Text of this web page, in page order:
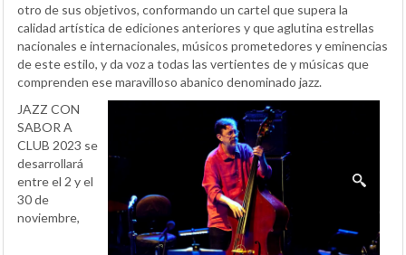
otro de sus objetivos, conformando un cartel que supera la
calidad artística de ediciones anteriores y que aglutina estrellas
nacionales e internacionales, músicos prometedores y eminencias
de este estilo, y da voz a todas las vertientes de y músicas que
comprenden ese maravilloso abanico denominado jazz.
JAZZ CON
SABOR A
CLUB 2023 se
desarrollará
entre el 2 y el
30 de
noviembre,